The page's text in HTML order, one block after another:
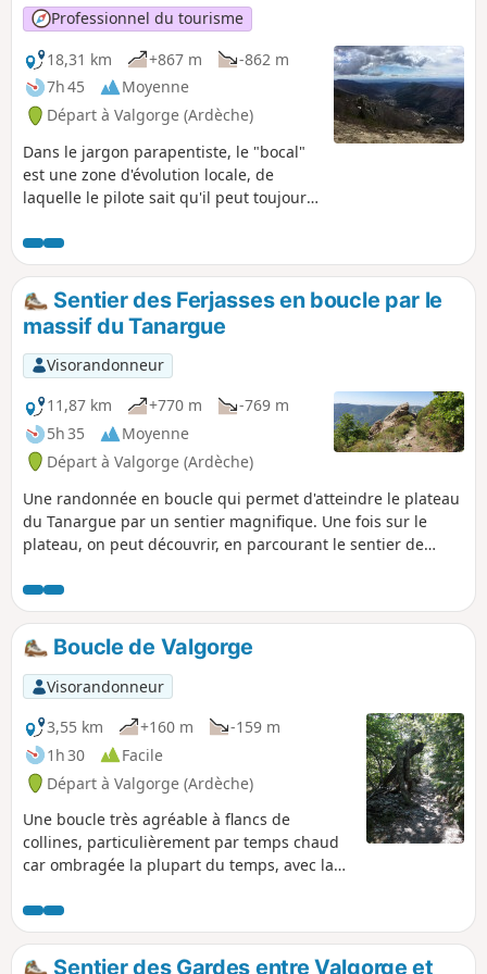
Professionnel du tourisme
18,31 km
+867 m
-862 m
7h 45
Moyenne
Départ à Valgorge (Ardèche)
Dans le jargon parapentiste, le "bocal"
est une zone d'évolution locale, de
laquelle le pilote sait qu'il peut toujours
"sortir du bocal", c'est s'émanciper,
changer de vallée, partir en cross. Ce
circuit, au départ de "l'atéro" du
Chambon, puis passant au "déco" du col
de Meyrand pourrait être un vol-rando !
En parcourant le flanc Sud du Tanargue
(et ses crêtes), il vous fera découvrir
cette magnifique Vallée de la Beaume,
en amont de Valgorge.
Sentier des Ferjasses en boucle par le
massif du Tanargue
Visorandonneur
11,87 km
+770 m
-769 m
5h 35
Moyenne
Départ à Valgorge (Ardèche)
Une randonnée en boucle qui permet d'atteindre le plateau
du Tanargue par un sentier magnifique. Une fois sur le
plateau, on peut découvrir, en parcourant le sentier de
Boucle de Valgorge
Visorandonneur
3,55 km
+160 m
-159 m
1h 30
Facile
Départ à Valgorge (Ardèche)
Une boucle très agréable à flancs de
collines, particulièrement par temps chaud
car ombragée la plupart du temps, avec la
baignade sur "La Baume" (ou Beaume).
Anciennes plantations de châtaigniers,
chemins pavés, terrasses, paysages
Sentier des Gardes entre Valgorge et